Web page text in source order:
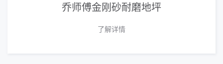
乔师傅金刚砂耐磨地坪
了解详情